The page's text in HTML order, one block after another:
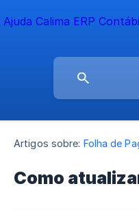
Artigos sobre: Folha de
Como